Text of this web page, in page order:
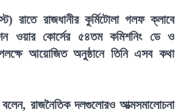
রাতে রাজধানীর কুর্মিটোলা গলফ ক্লাবে
ওয়ার কোর্সের ৫৪তম কমিশনিং ডে ও
আয়োজিত অনুষ্ঠানে তিনি এসব কথা
বলেন, রাজনৈতিক দলগুলোরও আত্মসমালোচনা